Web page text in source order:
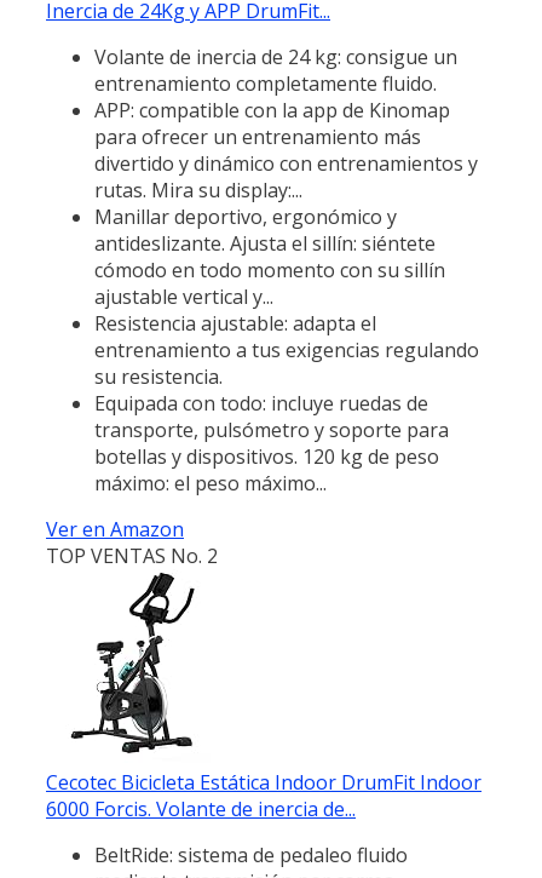
Inercia de 24Kg y APP DrumFit...
Volante de inercia de 24 kg: consigue un
entrenamiento completamente fluido.
APP: compatible con la app de Kinomap
para ofrecer un entrenamiento más
divertido y dinámico con entrenamientos y
rutas. Mira su display:...
Manillar deportivo, ergonómico y
antideslizante. Ajusta el sillín: siéntete
cómodo en todo momento con su sillín
ajustable vertical y...
Resistencia ajustable: adapta el
entrenamiento a tus exigencias regulando
su resistencia.
Equipada con todo: incluye ruedas de
transporte, pulsómetro y soporte para
botellas y dispositivos. 120 kg de peso
máximo: el peso máximo...
Ver en Amazon
TOP VENTAS No. 2
Cecotec Bicicleta Estática Indoor DrumFit Indoor
6000 Forcis. Volante de inercia de...
BeltRide: sistema de pedaleo fluido